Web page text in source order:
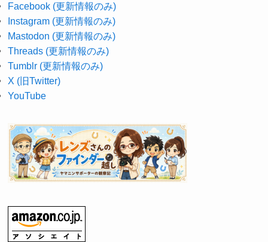
Facebook (更新情報のみ)
Instagram (更新情報のみ)
Mastodon (更新情報のみ)
Threads (更新情報のみ)
Tumblr (更新情報のみ)
X (旧Twitter)
YouTube